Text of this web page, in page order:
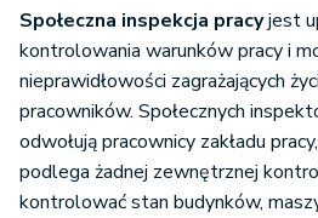
Ochrona stosunku pracy
Społeczna inspekcja pracyjest
kontrolowania warunków pracy i
nieprawidłowości zagrażających
pracowników. Społecznych
odwołują pracownicy zakładu
podlega żadnej zewnętrznej
kontrolować stan budynków,